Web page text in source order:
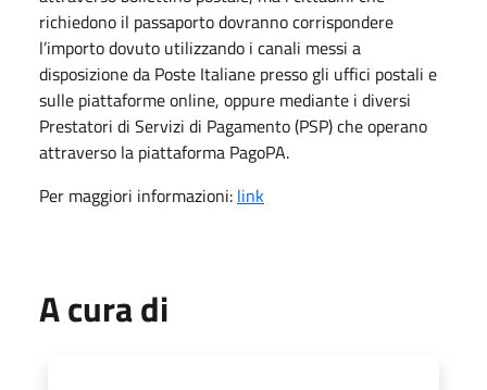
richiedono il passaporto dovranno corrispondere
l’importo dovuto utilizzando i canali messi a
disposizione da Poste Italiane presso gli uffici postali e
sulle piattaforme online, oppure mediante i diversi
Prestatori di Servizi di Pagamento (PSP) che operano
attraverso la piattaforma PagoPA.
Per maggiori informazioni: link
A cura di